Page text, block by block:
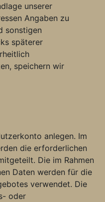
unserer
Angaben zu
sonstigen
späterer
speichern wir
anlegen. Im
die erforderlichen
Die im Rahmen
Daten werden für die
verwendet. Die
oder